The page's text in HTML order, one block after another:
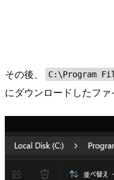
その後、 C:\Program
にダウンロードしたファ